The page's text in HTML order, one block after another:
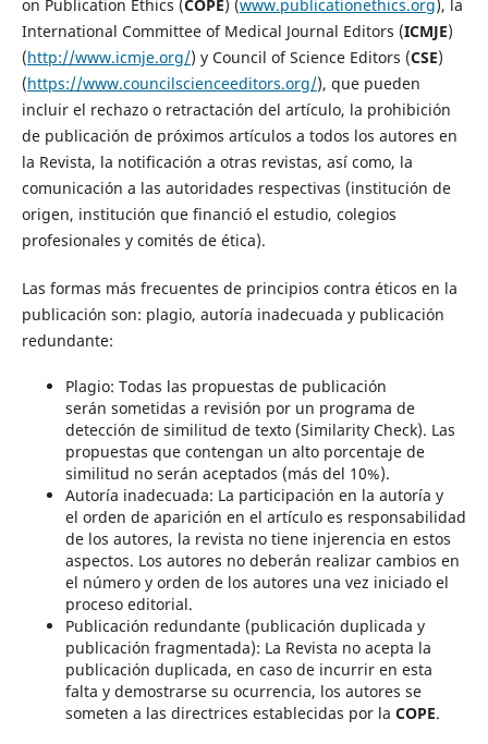
on Publication Ethics (COPE) (www.publicationethics.org), la
International Committee of Medical Journal Editors (ICMJE)
(http://www.icmje.org/) y Council of Science Editors (CSE)
(https://www.councilscienceeditors.org/), que pueden
incluir el rechazo o retractación del artículo, la prohibición
de publicación de próximos artículos a todos los autores en
la Revista, la notificación a otras revistas, así como, la
comunicación a las autoridades respectivas (institución de
origen, institución que financió el estudio, colegios
profesionales y comités de ética).
Las formas más frecuentes de principios contra éticos en la
publicación son: plagio, autoría inadecuada y publicación
redundante:
Plagio: Todas las propuestas de publicación
serán sometidas a revisión por un programa de
detección de similitud de texto (Similarity Check). Las
propuestas que contengan un alto porcentaje de
similitud no serán aceptados (más del 10%).
Autoría inadecuada: La participación en la autoría y
el orden de aparición en el artículo es responsabilidad
de los autores, la revista no tiene injerencia en estos
aspectos. Los autores no deberán realizar cambios en
el número y orden de los autores una vez iniciado el
proceso editorial.
Publicación redundante (publicación duplicada y
publicación fragmentada): La Revista no acepta la
publicación duplicada, en caso de incurrir en esta
falta y demostrarse su ocurrencia, los autores se
someten a las directrices establecidas por la COPE.